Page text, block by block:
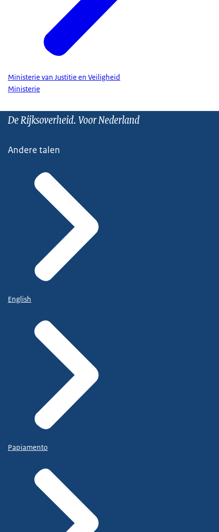
Ministerie van Justitie en Veiligheid
Ministerie
De Rijksoverheid. Voor Nederland
Andere talen
English
Papiamento